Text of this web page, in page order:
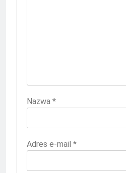
Nazwa *
Adres e-mail *